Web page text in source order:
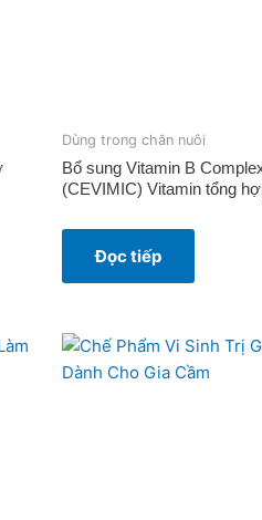
Dùng trong chăn nuôi
Bổ sung Vitamin B
(CEVIMIC) Vitamin tổng
Đọc tiếp